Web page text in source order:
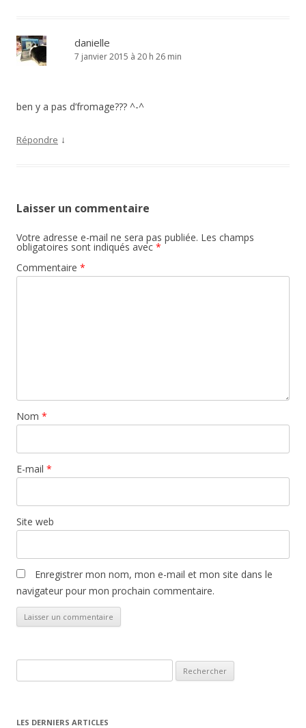
danielle
7 janvier 2015 à 20 h 26 min
ben y a pas d’fromage??? ^-^
Répondre ↓
Laisser un commentaire
Votre adresse e-mail ne sera pas publiée. Les champs
obligatoires sont indiqués avec *
Commentaire *
Nom *
E-mail *
Site web
Enregistrer mon nom, mon e-mail et mon site dans le
navigateur pour mon prochain commentaire.
LES DERNIERS ARTICLES